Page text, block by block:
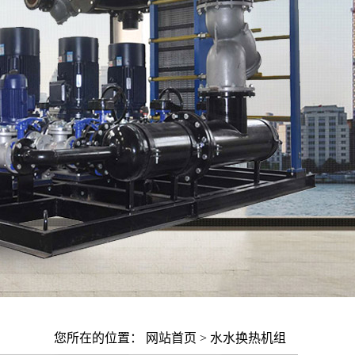
您所在的位置： 网站首页 > 水水换热机组